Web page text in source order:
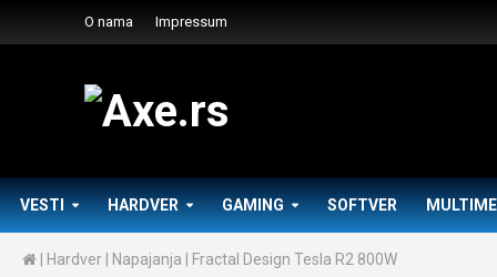
O nama Impressum
VESTI HARDVER GAMING SOFTVER
Hardver Napajanja Fractal Design Tesla R2 800W